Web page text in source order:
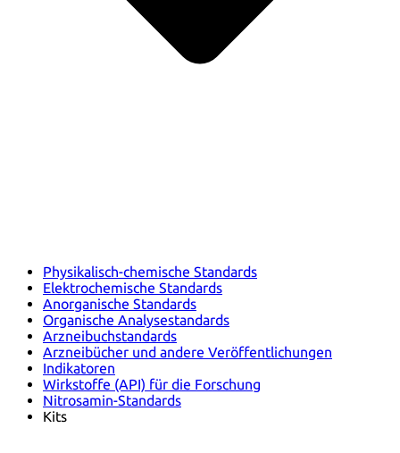
Physikalisch-chemische Standards
Elektrochemische Standards
Anorganische Standards
Organische Analysestandards
Arzneibuchstandards
Arzneibücher und andere Veröffentlichungen
Indikatoren
Wirkstoffe (API) für die Forschung
Nitrosamin-Standards
Kits